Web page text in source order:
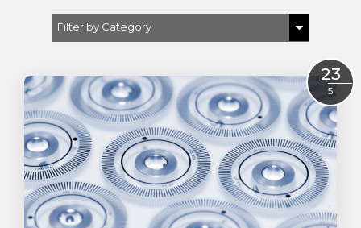
Filter by Category
センサ
センサー
基礎知識
電子部品
23
5